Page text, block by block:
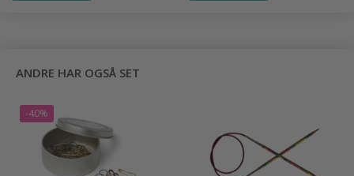
ANDRE HAR OGSÅ SET
-40%